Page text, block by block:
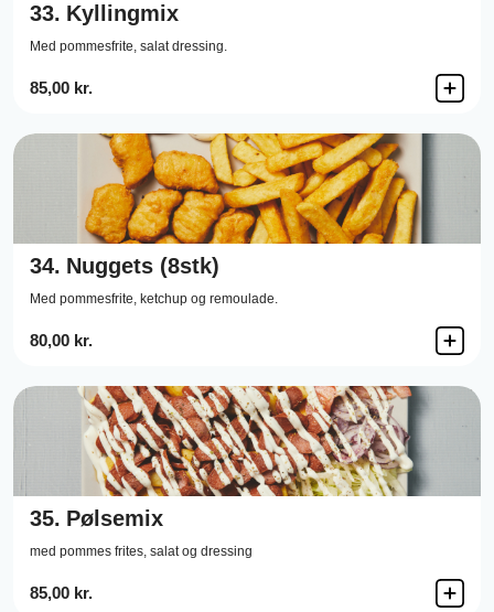
33. Kyllingmix
Med pommesfrite, salat dressing.
85,00 kr.
34. Nuggets (8stk)
Med pommesfrite, ketchup og remoulade.
80,00 kr.
35. Pølsemix
med pommes frites, salat og dressing
85,00 kr.